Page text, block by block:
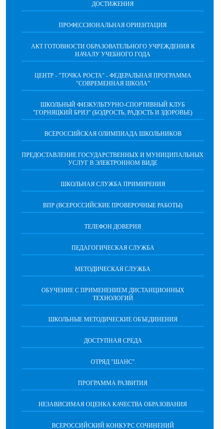
ДОСТИЖЕНИЯ
ПРОФЕССИОНАЛЬНАЯ ОРИЕНТАЦИЯ
АКТ ГОТОВНОСТИ ОБРАЗОВАТЕЛЬНОГО УЧРЕЖДЕНИЯ К
НАЧАЛУ УЧЕБНОГО ГОДА
ЦЕНТР - "ТОЧКА РОСТА" - ФЕДЕРАЛЬНАЯ ПРОГРАММА
"СОВРЕМЕННАЯ ШКОЛА"
ШКОЛЬНЫЙ ФИЗКУЛЬТУРНО-СПОРТИВНЫЙ КЛУБ
"ГОРНЯЦКИЙ БРИЗ" (БОДРОСТЬ, РАДОСТЬ И ЗДОРОВЬЕ)
ВСЕРОССИЙСКАЯ ОЛИМПИАДА ШКОЛЬНИКОВ
ПРЕДОСТАВЛЕНИЕ ГОСУДАРСТВЕННЫХ И МУНИЦИПАЛЬНЫХ
УСЛУГ В ЭЛЕКТРОННОМ ВИДЕ
ШКОЛЬНАЯ СЛУЖБА ПРИМИРЕНИЯ
ВПР (ВСЕРОССИЙСКИЕ ПРОВЕРОЧНЫЕ РАБОТЫ)
ТЕЛЕФОН ДОВЕРИЯ
ПЕДАГОГИЧЕСКАЯ СЛУЖБА
МЕТОДИЧЕСКАЯ СЛУЖБА
ОБУЧЕНИЕ С ПРИМЕНЕНИЕМ ДИСТАНЦИОННЫХ
ТЕХНОЛОГИЙ
ШКОЛЬНЫЕ МЕТОДИЧЕСКИЕ ОБЪЕДИНЕНИЯ
ДОСТУПНАЯ СРЕДА
ОТРЯД "ШАНС"
ПРОГРАММА РАЗВИТИЯ
НЕЗАВИСИМАЯ ОЦЕНКА КАЧЕСТВА ОБРАЗОВАНИЯ
ВСЕРОССИЙСКИЙ КОНКУРС СОЧИНЕНИЙ